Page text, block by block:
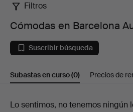
Cómodas
en
Barcelona
Auctions
Filtros
Cómodas en Barcelona
Suscribir búsqueda
Subastas en curso(0) Precios de
Subastas
Lo sentimos, no tenemos ningún